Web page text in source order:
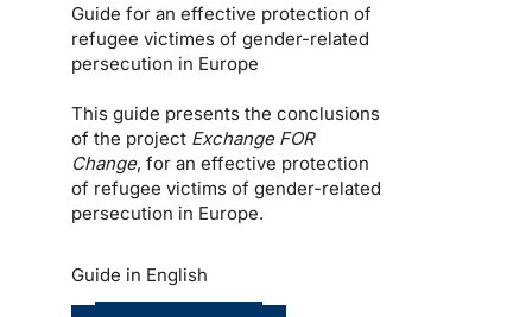
Guide for an effective protection of
refugee victimes of gender-related
persecution in Europe
This guide presents the conclusions
of the project Exchange FOR
Change, for an effective protection
of refugee victims of gender-related
persecution in Europe.
Guide in English